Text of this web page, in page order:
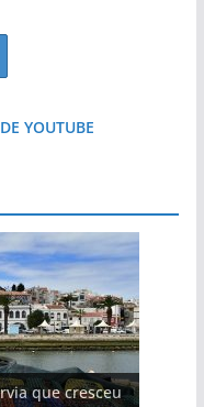
YOUTUBE
que cresceu